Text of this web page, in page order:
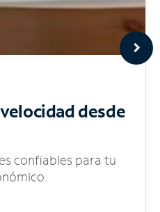
desde
confiables para tu